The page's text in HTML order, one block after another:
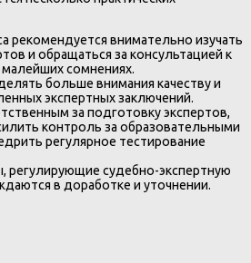
рекомендуется внимательно изучать
и обращаться за консультацией к
сомнениях.
больше внимания качеству и
экспертных заключений.
за подготовку экспертов,
контроль за образовательными
регулярное тестирование
регулирующие судебно-экспертную
в доработке и уточнении.